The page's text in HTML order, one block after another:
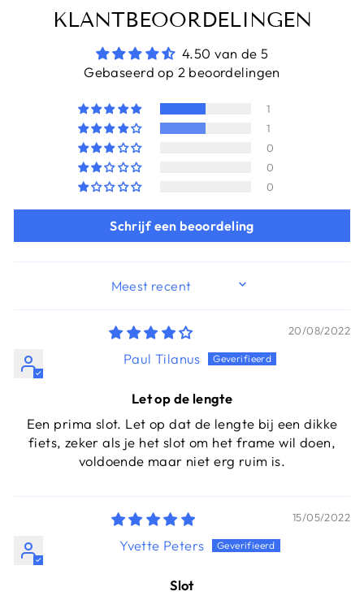
KLANTBEOORDELINGEN
4.50 van de 5
Gebaseerd op 2 beoordelingen
1
1
0
0
0
Schrijf een beoordeling
SORT BY
20/08/2022
Paul Tilanus
Let op de lengte
Een prima slot. Let op dat de lengte bij een dikke
fiets, zeker als je het slot om het frame wil doen,
voldoende maar niet erg ruim is.
15/05/2022
Yvette Peters
Slot